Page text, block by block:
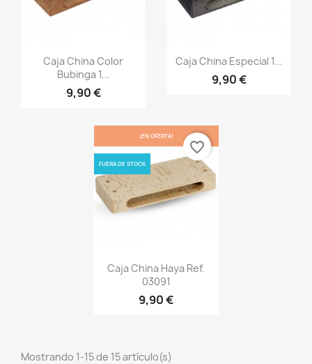
Vista rápida
Caja China Color
Bubinga 1...
9,90 €
Vista rápida
Caja China Especial 1...
9,90 €
Vista rápida
Caja China Haya Ref.
03091
9,90 €
¡EN OFERTA!
FUERA DE STOCK
favorite_border
Mostrando 1-15 de 15 artículo(s)